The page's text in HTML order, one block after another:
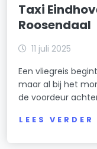
Taxi
Roosendaal
11 juli 2025
Een vliegreis
maar al bij het
de voordeur
LEES VERDER